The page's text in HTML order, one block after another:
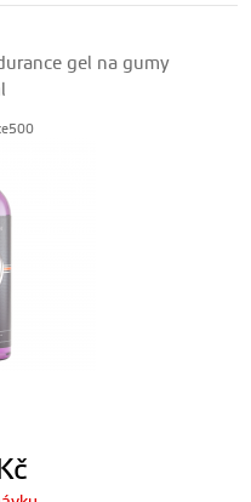
gel na gumy